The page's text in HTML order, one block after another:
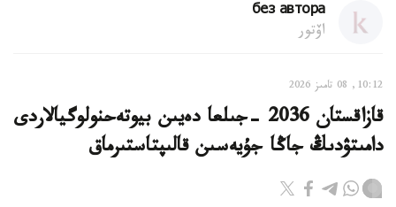
без автора
اۆتور
10:12, 08 تامىز 2026
قازاقستان 2036 -جىلعا دەيىن بيوتەحنولوگيالاردى
دامىتۋدىڭ جاڭا جۇيەسىن قالىپتاستىرماق